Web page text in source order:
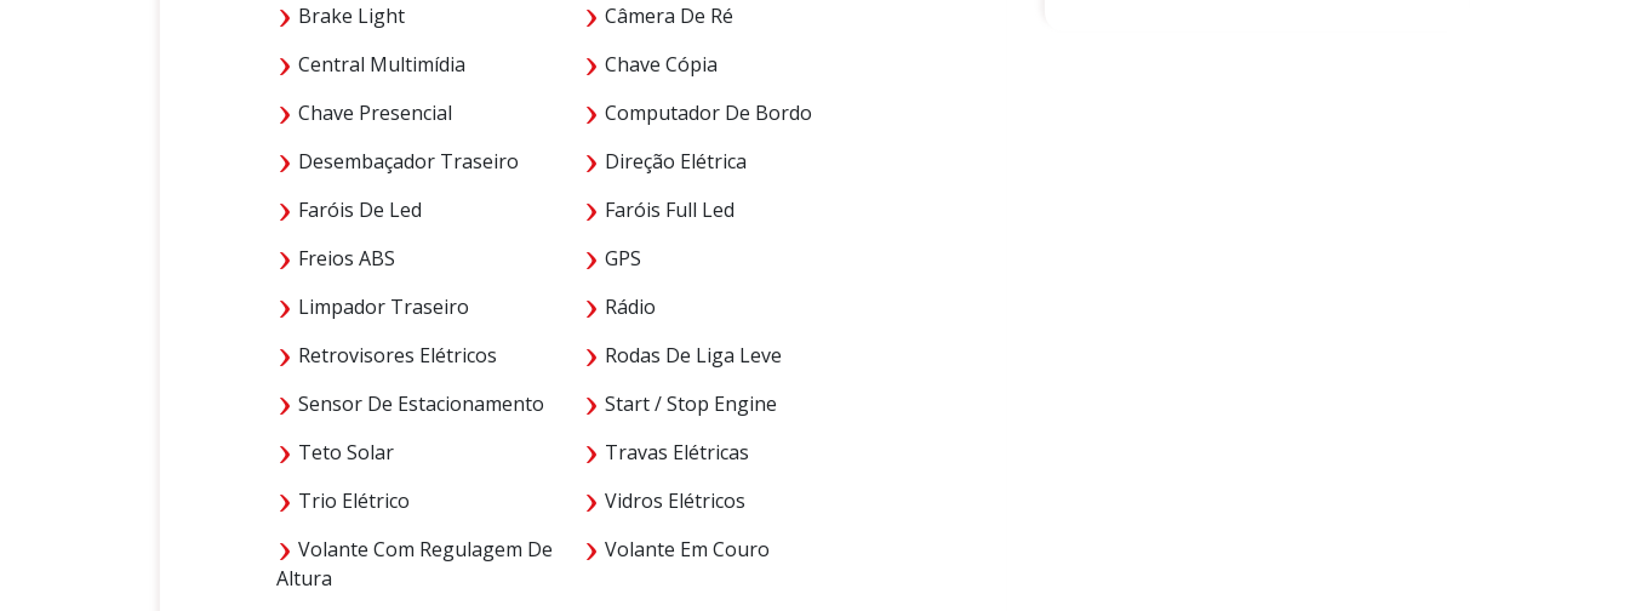
Brake Light
Câmera De Ré
Central Multimídia
Chave Cópia
Chave Presencial
Computador De Bordo
Desembaçador Traseiro
Direção Elétrica
Faróis De Led
Faróis Full Led
Freios ABS
GPS
Limpador Traseiro
Rádio
Retrovisores Elétricos
Rodas De Liga Leve
Sensor De Estacionamento
Start / Stop Engine
Teto Solar
Travas Elétricas
Trio Elétrico
Vidros Elétricos
Volante Com Regulagem De
Altura
Volante Em Couro